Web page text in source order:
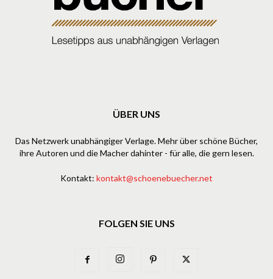
ÜBER UNS
Das Netzwerk unabhängiger Verlage. Mehr über schöne Bücher,
ihre Autoren und die Macher dahinter - für alle, die gern lesen.
Kontakt: kontakt@schoenebuecher.net
FOLGEN SIE UNS